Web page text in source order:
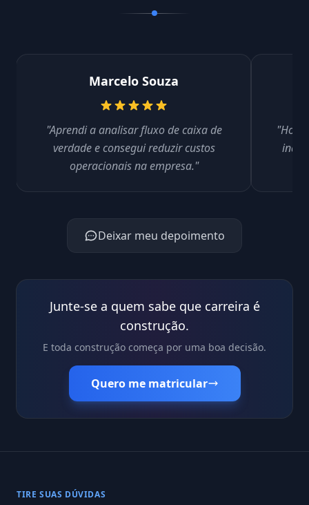
Marcelo Souza
"Aprendi a analisar fluxo de caixa de
verdade e consegui reduzir custos
operacionais na empresa."
"Hoje
Deixar meu depoimento
Junte-se a quem sabe que carreira é
construção.
E toda construção começa por uma boa decisão.
Quero me matricular
TIRE SUAS DÚVIDAS